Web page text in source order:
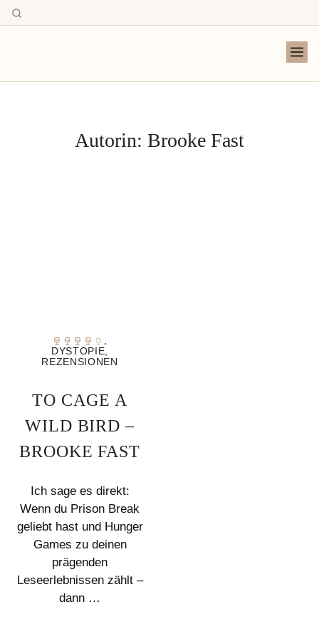
Autorin: Brooke Fast
,
DYSTOPIE,
REZENSIONEN
TO CAGE A
WILD BIRD –
BROOKE FAST
Ich sage es direkt:
Wenn du Prison Break
geliebt hast und Hunger
Games zu deinen
prägenden
Leseerlebnissen zählt –
dann …